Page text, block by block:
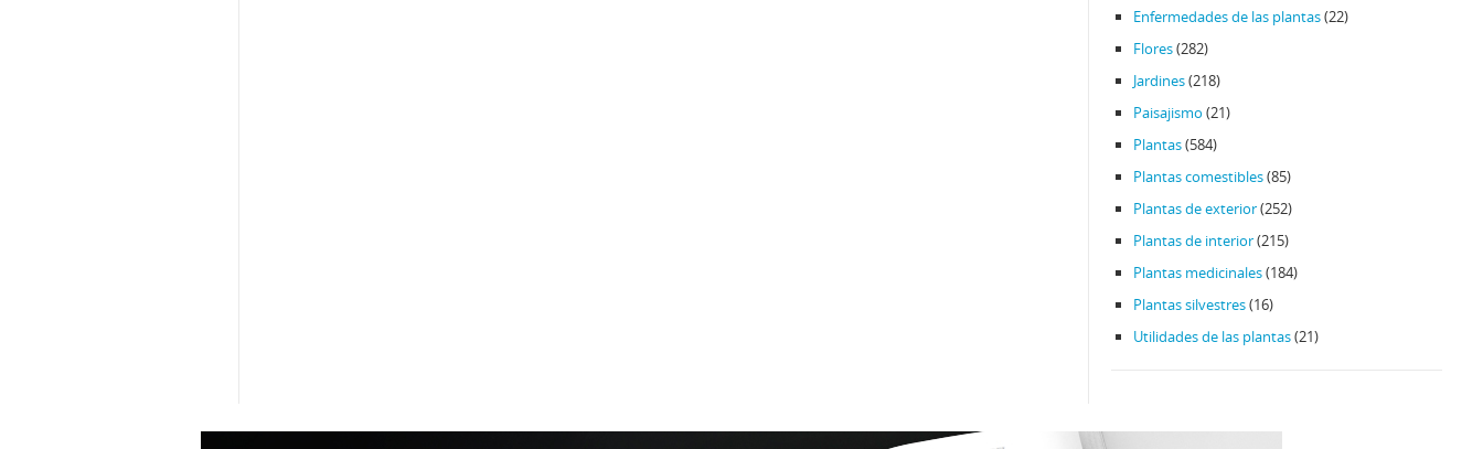
Enfermedades de las plantas(22)
Flores(282)
Jardines(218)
Paisajismo (21)
Plantas(584)
Plantas comestibles(85)
Plantas de exterior(252)
Plantas de interior(215)
Plantas medicinales(184)
Plantas silvestres(16)
Utilidades de las plantas(21)